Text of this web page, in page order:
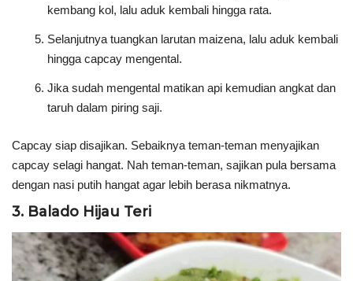
kembang kol, lalu aduk kembali hingga rata.
Selanjutnya tuangkan larutan maizena, lalu aduk kembali
hingga capcay mengental.
Jika sudah mengental matikan api kemudian angkat dan
taruh dalam piring saji.
Capcay siap disajikan. Sebaiknya teman-teman menyajikan
capcay selagi hangat. Nah teman-teman, sajikan pula bersama
dengan nasi putih hangat agar lebih berasa nikmatnya.
3. Balado Hijau Teri